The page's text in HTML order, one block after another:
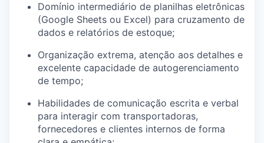
Domínio intermediário de planilhas eletrônicas
(Google Sheets ou Excel) para cruzamento de
dados e relatórios de estoque;
Organização extrema, atenção aos detalhes e
excelente capacidade de autogerenciamento
de tempo;
Habilidades de comunicação escrita e verbal
para interagir com transportadoras,
fornecedores e clientes internos de forma